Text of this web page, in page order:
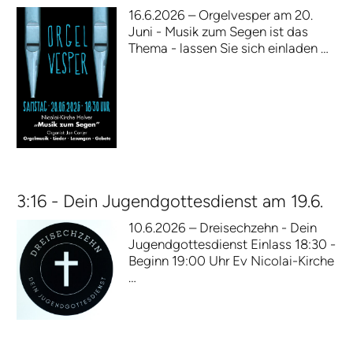
16.6.2026 – Orgelvesper am 20.
Juni - Musik zum Segen ist das
Thema - lassen Sie sich einladen …
3:16 - Dein Jugendgottesdienst am 19.6.
10.6.2026 – Dreisechzehn - Dein
Jugendgottesdienst Einlass 18:30 -
Beginn 19:00 Uhr Ev Nicolai-Kirche
…